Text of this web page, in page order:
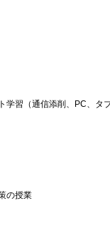
学習（通信添削、PC、タ
の授業